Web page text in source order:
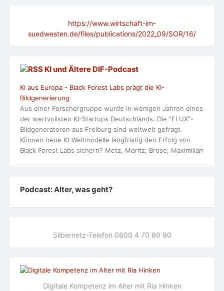
https://www.wirtschaft-im-
suedwesten.de/files/publications/2022_09/SOR/16/
KI und Ältere DlF-Podcast
KI aus Europa - Black Forest Labs prägt die KI-
Bildgenerierung
Aus einer Forschergruppe wurde in wenigen Jahren eines
der wertvollsten KI-Startups Deutschlands. Die "FLUX"-
Bildgeneratoren aus Freiburg sind weltweit gefragt.
Können neue KI-Weltmodelle langfristig den Erfolg von
Black Forest Labs sichern? Metz, Moritz; Brose, Maximilian
Podcast: Alter, was geht?
Silbernetz-Telefon 0800 4 70 80 90
Digitale Kompetenz im Alter mit Ria Hinken